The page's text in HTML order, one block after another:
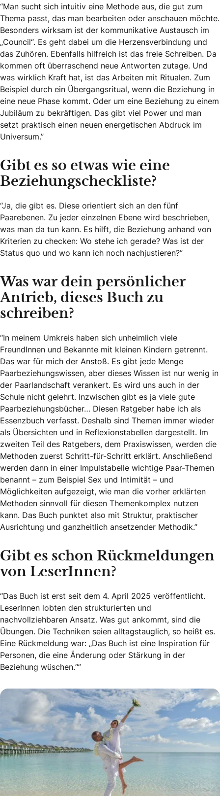
“Man sucht sich intuitiv eine Methode aus, die gut zum
Thema passt, das man bearbeiten oder anschauen möchte.
Besonders wirksam ist der kommunikative Austausch im
„Council“. Es geht dabei um die Herzensverbindung und
das Zuhören. Ebenfalls hilfreich ist das freie Schreiben. Da
kommen oft überraschend neue Antworten zutage. Und
was wirklich Kraft hat, ist das Arbeiten mit Ritualen. Zum
Beispiel durch ein Übergangsritual, wenn die Beziehung in
eine neue Phase kommt. Oder um eine Beziehung zu einem
Jubiläum zu bekräftigen. Das gibt viel Power und man
setzt praktisch einen neuen energetischen Abdruck im
Universum.”
Gibt es so etwas wie eine
Beziehungscheckliste?
“Ja, die gibt es. Diese orientiert sich an den fünf
Paarebenen. Zu jeder einzelnen Ebene wird beschrieben,
was man da tun kann. Es hilft, die Beziehung anhand von
Kriterien zu checken: Wo stehe ich gerade? Was ist der
Status quo und wo kann ich noch nachjustieren?”
Was war dein persönlicher
Antrieb, dieses Buch zu
schreiben?
“In meinem Umkreis haben sich unheimlich viele
FreundInnen und Bekannte mit kleinen Kindern getrennt.
Das war für mich der Anstoß. Es gibt jede Menge
Paarbeziehungswissen, aber dieses Wissen ist nur wenig in
der Paarlandschaft verankert. Es wird uns auch in der
Schule nicht gelehrt. Inzwischen gibt es ja viele gute
Paarbeziehungsbücher… Diesen Ratgeber habe ich als
Essenzbuch verfasst. Deshalb sind Themen immer wieder
als Übersichten und in Reflexionstabellen dargestellt. Im
zweiten Teil des Ratgebers, dem Praxiswissen, werden die
Methoden zuerst Schritt-für-Schritt erklärt. Anschließend
werden dann in einer Impulstabelle wichtige Paar-Themen
benannt – zum Beispiel Sex und Intimität – und
Möglichkeiten aufgezeigt, wie man die vorher erklärten
Methoden sinnvoll für diesen Themenkomplex nutzen
kann. Das Buch punktet also mit Struktur, praktischer
Ausrichtung und ganzheitlich ansetzender Methodik.”
Gibt es schon Rückmeldungen
von LeserInnen?
“Das Buch ist erst seit dem 4. April 2025 veröffentlicht.
LeserInnen lobten den strukturierten und
nachvollziehbaren Ansatz. Was gut ankommt, sind die
Übungen. Die Techniken seien alltagstauglich, so heißt es.
Eine Rückmeldung war: „Das Buch ist eine Inspiration für
Personen, die eine Änderung oder Stärkung in der
Beziehung wüschen.“”